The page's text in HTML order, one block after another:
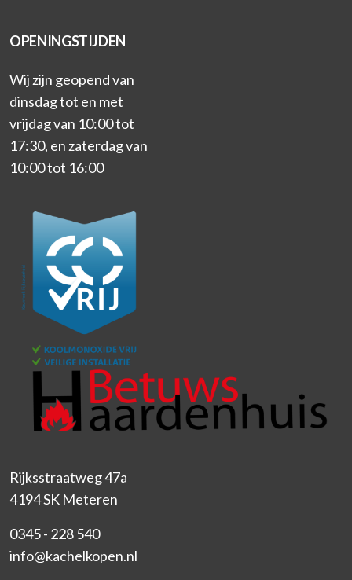
OPENINGSTIJDEN
Wij zijn geopend van
dinsdag tot en met
vrijdag van 10:00 tot
17:30, en zaterdag van
10:00 tot 16:00
Rijksstraatweg 47a
4194 SK Meteren
0345 - 228 540
info@kachelkopen.nl